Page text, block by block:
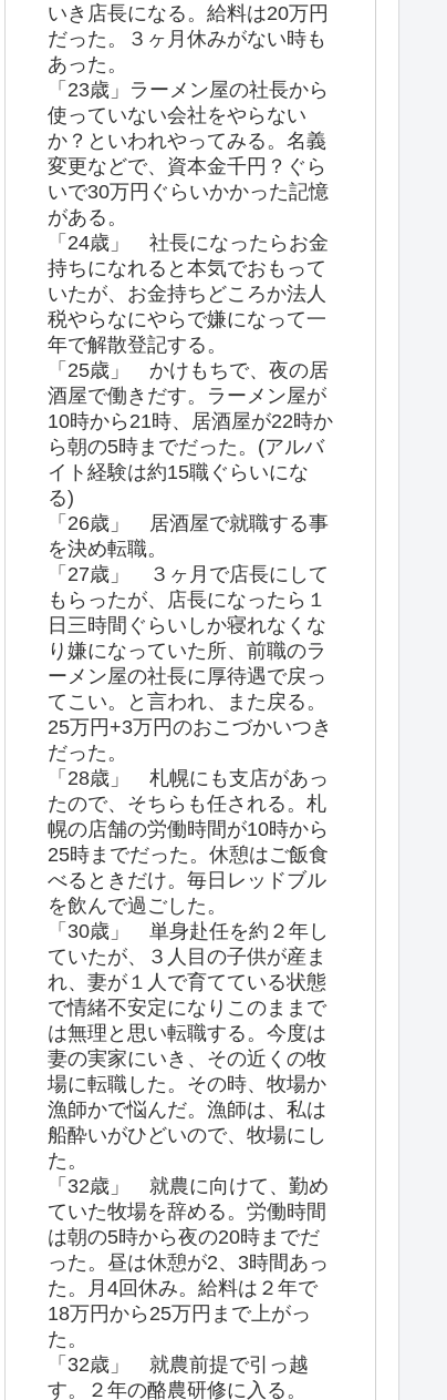
いき店長になる。給料は20万円
だった。３ヶ月休みがない時も
あった。
「23歳」ラーメン屋の社長から
使っていない会社をやらない
か？といわれやってみる。名義
変更などで、資本金千円？ぐら
いで30万円ぐらいかかった記憶
がある。
「24歳」 社長になったらお金
持ちになれると本気でおもって
いたが、お金持ちどころか法人
税やらなにやらで嫌になって一
年で解散登記する。
「25歳」 かけもちで、夜の居
酒屋で働きだす。ラーメン屋が
10時から21時、居酒屋が22時か
ら朝の5時までだった。(アルバ
イト経験は約15職ぐらいにな
る)
「26歳」 居酒屋で就職する事
を決め転職。
「27歳」 ３ヶ月で店長にして
もらったが、店長になったら１
日三時間ぐらいしか寝れなくな
り嫌になっていた所、前職のラ
ーメン屋の社長に厚待遇で戻っ
てこい。と言われ、また戻る。
25万円+3万円のおこづかいつき
だった。
「28歳」 札幌にも支店があっ
たので、そちらも任される。札
幌の店舗の労働時間が10時から
25時までだった。休憩はご飯食
べるときだけ。毎日レッドブル
を飲んで過ごした。
「30歳」 単身赴任を約２年し
ていたが、３人目の子供が産ま
れ、妻が１人で育てている状態
で情緒不安定になりこのままで
は無理と思い転職する。今度は
妻の実家にいき、その近くの牧
場に転職した。その時、牧場か
漁師かで悩んだ。漁師は、私は
船酔いがひどいので、牧場にし
た。
「32歳」 就農に向けて、勤め
ていた牧場を辞める。労働時間
は朝の5時から夜の20時までだ
った。昼は休憩が2、3時間あっ
た。月4回休み。給料は２年で
18万円から25万円まで上がっ
た。
「32歳」 就農前提で引っ越
す。２年の酪農研修に入る。